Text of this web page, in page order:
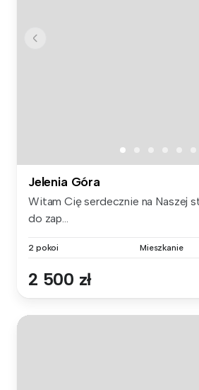
Jelenia Góra
Witam Cię serdecznie na Naszej
do zap...
2 pokoi Mieszkanie
2 500 zł